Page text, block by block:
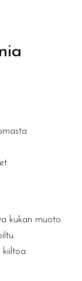
kukan muoto.